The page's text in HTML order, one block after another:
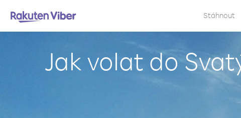
Stáhnout
Jak volat do